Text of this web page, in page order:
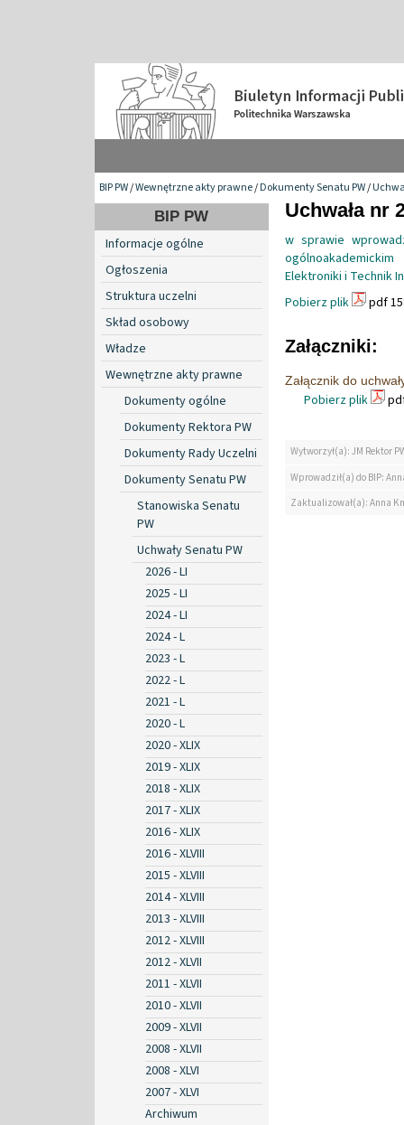
BIP PW/Wewnętrzne akty prawne/Dokumenty Senatu PW/
BIP PW
Informacje ogólne
Ogłoszenia
Struktura uczelni
Skład osobowy
Władze
Wewnętrzne akty prawne
Dokumenty ogólne
Dokumenty Rektora PW
Dokumenty Rady Uczelni
Dokumenty Senatu PW
Stanowiska Senatu
PW
Uchwały Senatu PW
2026 - LI
2025 - LI
2024 - LI
2024 - L
2023 - L
2022 - L
2021 - L
2020 - L
2020 - XLIX
2019 - XLIX
2018 - XLIX
2017 - XLIX
2016 - XLIX
2016 - XLVIII
2015 - XLVIII
2014 - XLVIII
2013 - XLVIII
2012 - XLVIII
2012 - XLVII
2011 - XLVII
2010 - XLVII
2009 - XLVII
2008 - XLVII
2008 - XLVI
2007 - XLVI
Archiwum
Uchwała nr
w sprawie
Elektroniki i Technik
Pobierz plik
pdf
Załączniki:
Załącznik do
Pobierz plik
Wytworzył(a): JM Rektor
Wprowadził(a) do BIP:
Zaktualizował(a): Anna